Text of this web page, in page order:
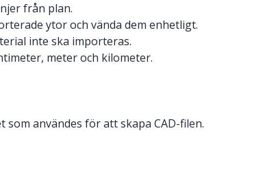
från plan.
ytor och vända dem enhetligt.
inte ska importeras.
meter och kilometer.
användes för att skapa CAD-filen.